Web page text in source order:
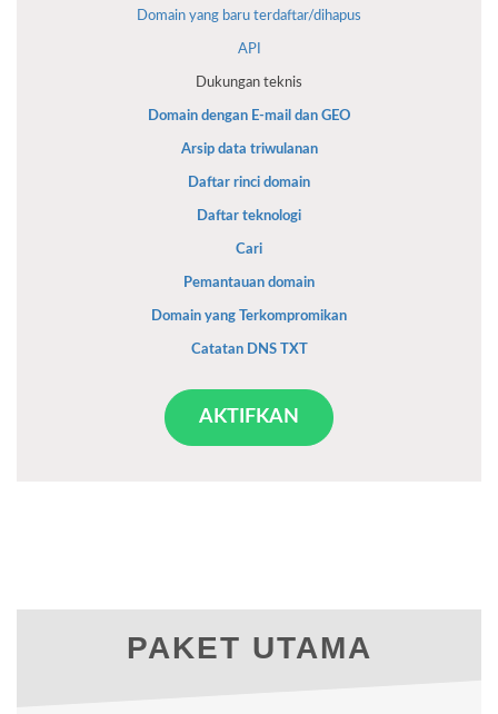
Domain yang baru terdaftar/dihapus
API
Dukungan teknis
Domain dengan E-mail dan GEO
Arsip data triwulanan
Daftar rinci domain
Daftar teknologi
Cari
Pemantauan domain
Domain yang Terkompromikan
Catatan DNS TXT
AKTIFKAN
PAKET UTAMA